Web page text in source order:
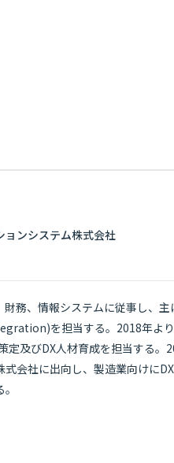
ョンシステム株式会社
財務、情報システムに従事し、
を担当する。2018年よ
定及びDX人材育成を担当する。
式会社に出向し、製造業向けに